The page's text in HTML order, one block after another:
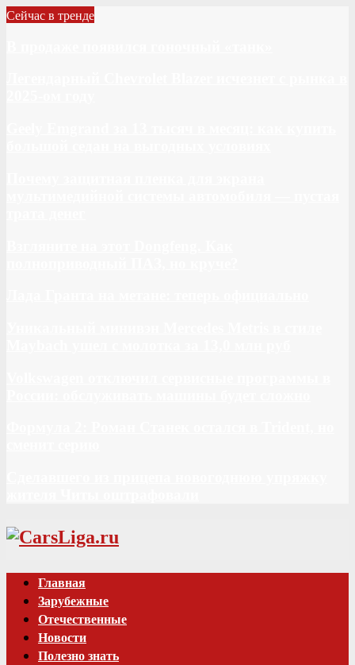
Сейчас в тренде
Vk
Главная
Зарубежные
Отечественные
Новости
Полезно знать